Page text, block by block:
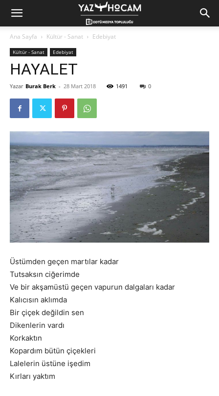
Yaz
Hocam!
Ana Sayfa Kültür - Sanat Edebiyat
Kültür - Sanat Edebiyat
HAYALET
Yazar Burak Berk - 28 Mart 2018 1491 0
Üstümden geçen martılar kadar
Tutsaksın ciğerimde
Ve bir akşamüstü geçen vapurun dalgaları kadar
Kalıcısın aklımda
Bir çiçek değildin sen
Dikenlerin vardı
Korkaktın
Kopardım bütün çiçekleri
Lalelerin üstüne işedim
Kırları yaktım